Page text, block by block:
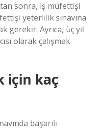
sonra, iş müfettişi
yeterlilik sınavına
gerekir. Ayrıca, üç yıl
olarak çalışmak
için kaç
başarılı